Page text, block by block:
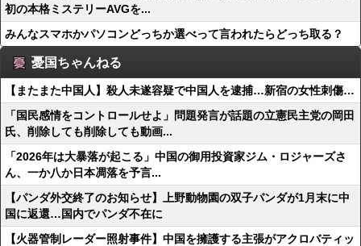
初の本格ミステリーAVGを...
みんなスマホかパソコンどっちか選べって言われたらどっち取る？
憂国ちゃんねる
【またまた中国人】殺人未遂容疑で中国人を逮捕…新宿の女性刺傷…
「国民感情をコントロールせよ」問題発言が話題の立憲民主党の岡田
氏、削除しても削除しても動画...
「2026年は大暴落が起こる」中国の御用投資家ジム・ロジャーズさ
ん、一か八か日本凋落を予言...
【パンダ外交終了のお知らせ】上野動物園の双子パンダが1月末に中
国に返還…国内でパンダ不在に
【火器管制レーダー照射事件】中国を擁護する主張がアクロバティッ